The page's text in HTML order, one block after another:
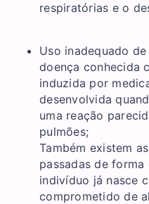
respiratórias e o
Uso inadequado
doença conhecida
induzida por
desenvolvida
uma reação
pulmões;
Também existem
passadas de forma
indivíduo já nasce
comprometido de